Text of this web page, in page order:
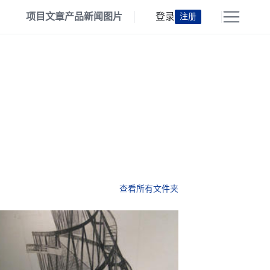
项目文章产品新闻 图片 登录 注册
查看所有文件夹